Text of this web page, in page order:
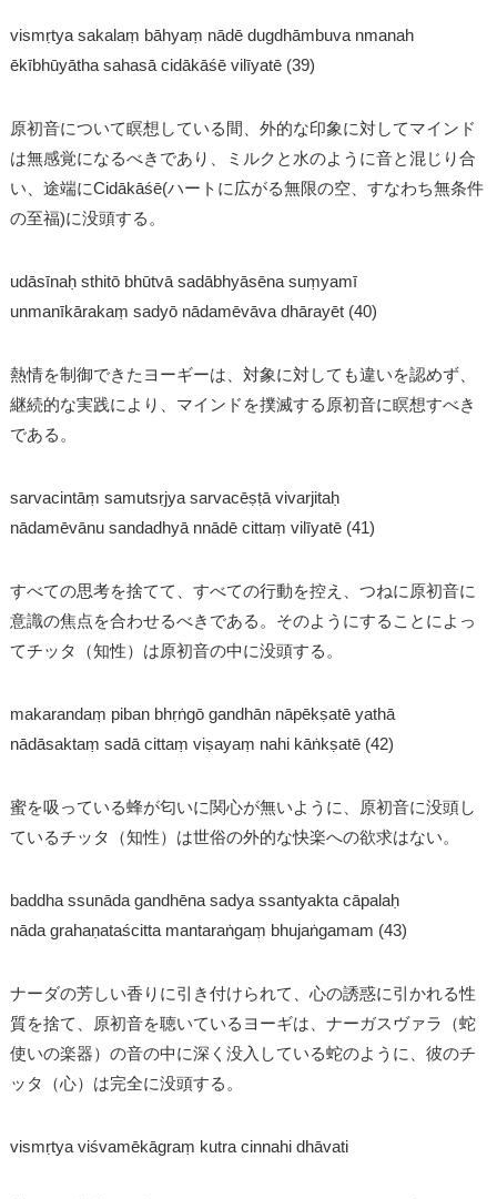
vismṛtya sakalaṃ bāhyaṃ nādē dugdhāmbuva nmanah
ēkībhūyātha sahasā cidākāśē vilīyatē (39)
原初音について瞑想している間、外的な印象に対してマインド
は無感覚になるべきであり、ミルクと水のように音と混じり合
い、途端にCidākāśē(ハートに広がる無限の空、すなわち無条件
の至福)に没頭する。
udāsīnaḥ sthitō bhūtvā sadābhyāsēna suṃyamī
unmanīkārakaṃ sadyō nādamēvāva dhārayēt (40)
熱情を制御できたヨーギーは、対象に対しても違いを認めず、
継続的な実践により、マインドを撲滅する原初音に瞑想すべき
である。
sarvacintāṃ samutsṛjya sarvacēṣṭā vivarjitaḥ
nādamēvānu sandadhyā nnādē cittaṃ vilīyatē (41)
すべての思考を捨てて、すべての行動を控え、つねに原初音に
意識の焦点を合わせるべきである。そのようにすることによっ
てチッタ（知性）は原初音の中に没頭する。
makarandaṃ piban bhṛṅgō gandhān nāpēkṣatē yathā
nādāsaktaṃ sadā cittaṃ viṣayaṃ nahi kāṅkṣatē (42)
蜜を吸っている蜂が匂いに関心が無いように、原初音に没頭し
ているチッタ（知性）は世俗の外的な快楽への欲求はない。
baddha ssunāda gandhēna sadya ssantyakta cāpalaḥ
nāda grahaṇataścitta mantaraṅgaṃ bhujaṅgamam (43)
ナーダの芳しい香りに引き付けられて、心の誘惑に引かれる性
質を捨て、原初音を聴いているヨーギは、ナーガスヴァラ（蛇
使いの楽器）の音の中に深く没入している蛇のように、彼のチ
ッタ（心）は完全に没頭する。
vismṛtya viśvamēkāgraṃ kutra cinnahi dhāvati